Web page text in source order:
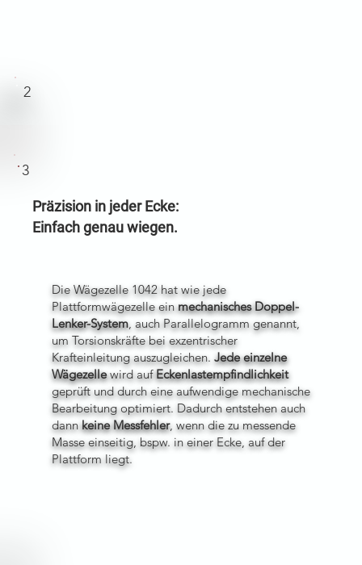
3
Präzision in jeder Ecke:
Einfach genau wiegen.
Die Wägezelle 1042 hat wie jede
Plattformwägezelle einmechanisches Doppel-
Lenker-System, auch Parallelogramm genannt,
um Torsionskräfte bei exzentrischer
Krafteinleitung auszugleichen.Jede einzelne
Wägezellewird aufEckenlastempfindlichkeit
geprüft und durch eine aufwendige mechanische
Bearbeitung optimiert. Dadurch entstehen auch
dannkeine Messfehler, wenn die zu messende
Masse einseitig, bspw. in einer Ecke, auf der
Plattform liegt.
2